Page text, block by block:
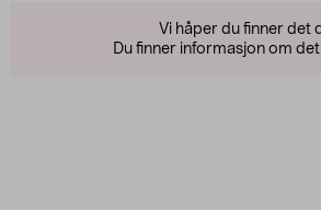
Vi håper du finner det
Du finner informasjon om